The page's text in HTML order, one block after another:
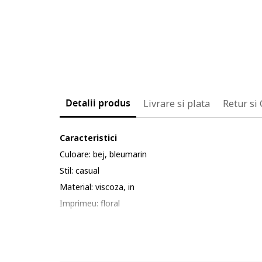
Detalii produs Livrare si plata Retur si
Caracteristici
Culoare: bej, bleumarin
Stil: casual
Material: viscoza, in
Imprimeu: floral